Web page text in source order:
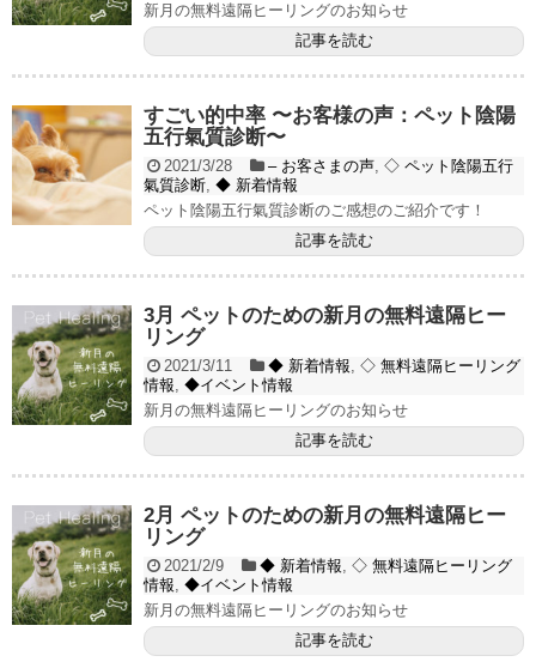
新月の無料遠隔ヒーリングのお知らせ
記事を読む
すごい的中率 〜お客様の声：ペット陰陽
五行氣質診断〜
2021/3/28 – お客さまの声, ◇ ペット陰陽五行
氣質診断, ◆ 新着情報
ペット陰陽五行氣質診断のご感想のご紹介です！
記事を読む
3月 ペットのための新月の無料遠隔ヒー
リング
2021/3/11 ◆ 新着情報, ◇ 無料遠隔ヒーリング
情報, ◆イベント情報
新月の無料遠隔ヒーリングのお知らせ
記事を読む
2月 ペットのための新月の無料遠隔ヒー
リング
2021/2/9 ◆ 新着情報, ◇ 無料遠隔ヒーリング
情報, ◆イベント情報
新月の無料遠隔ヒーリングのお知らせ
記事を読む